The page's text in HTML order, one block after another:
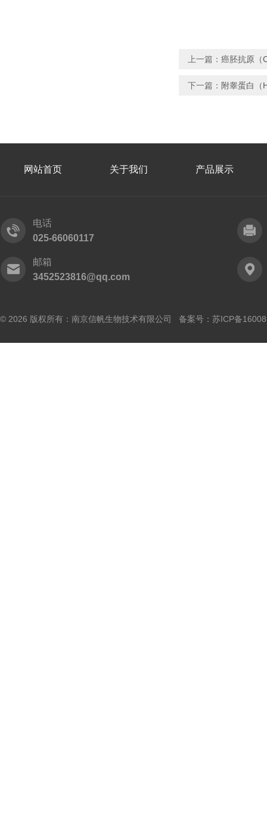
上一篇： 癌胚抗原（
下一篇： 附睾蛋白（
网站首页 关于我们 产品展示
电话
025-66060117
邮箱
3452523816@qq.com
© 2026 版权所有：南京信帆生物技术有限公司 备案号： 苏ICP备